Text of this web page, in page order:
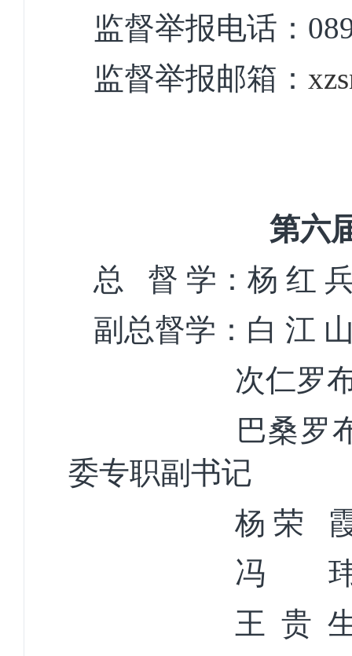
监督举报电话：
监督举报邮箱：
第六
总
督 学 ：杨 红
副总督学： 白 江
次仁罗
巴桑
委专职副书记
杨 荣
冯
王 贵